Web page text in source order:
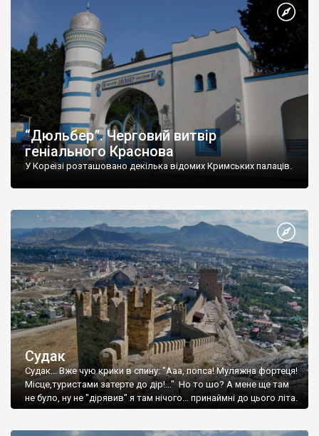
“Дюльбер”. Черговий витвір
геніального Краснова
У Кореїзі розташовано декілька відомих Кримських палаців.
Судак
Судак... Вже чую крики в спину: "Ааа, попса! Муляжна фортеця!
Місце,туристами затерте до дір!..." Но то шо? А мене ще там
не було, ну не "дірявив" я там нічого... принаймні до цього літа.